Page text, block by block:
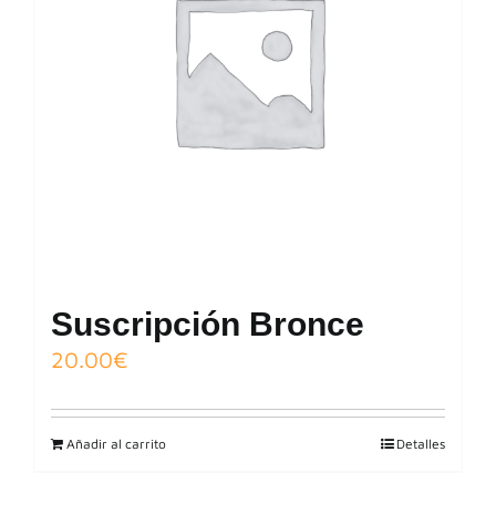
Suscripción Bronce
20.00€
Añadir al carrito Detalles